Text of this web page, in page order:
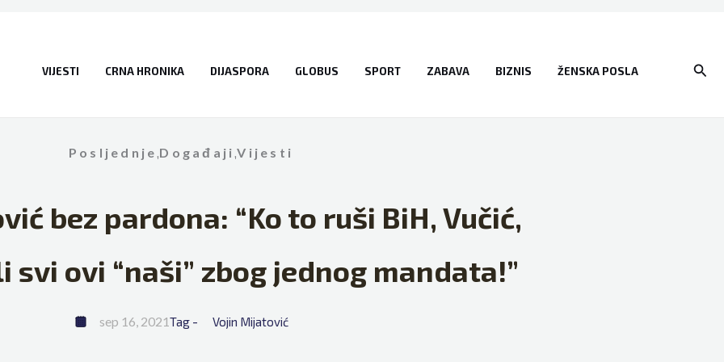
VIJESTI CRNA HRONIKA DIJASPORA GLOBUS SPORT ZABAVA BIZNIS ŽENSKA POSLA
Posljednje,Događaji,Vijesti
bez pardona: “Ko to ruši BiH, Vučić,
ovi “naši” zbog jednog mandata!”
sep 16, 2021Tag - Vojin Mijatović